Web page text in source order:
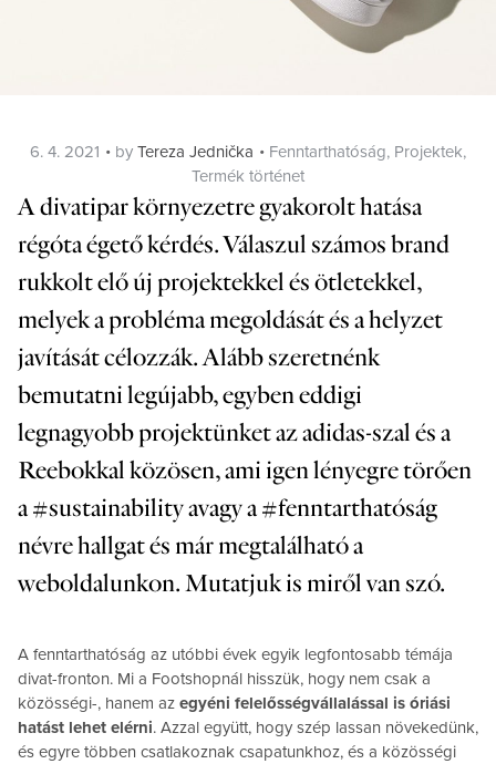
Posted
6. 4. 2021 by Tereza Jednička Categories
Fenntarthatóság, Projektek,
Termék történet
A divatipar környezetre gyakorolt hatása
régóta égető kérdés. Válaszul számos brand
rukkolt elő új projektekkel és ötletekkel,
melyek a probléma megoldását és a helyzet
javítását célozzák. Alább szeretnénk
bemutatni legújabb, egyben eddigi
legnagyobb projektünket az adidas-szal és a
Reebokkal közösen, ami igen lényegre törően
a #sustainability avagy a #fenntarthatóság
névre hallgat és már megtalálható a
weboldalunkon. Mutatjuk is miről van szó.
A fenntarthatóság az utóbbi évek egyik legfontosabb témája
divat-fronton. Mi a Footshopnál hisszük, hogy nem csak a
közösségi-, hanem az egyéni felelősségvállalással is óriási
hatást lehet elérni. Azzal együtt, hogy szép lassan növekedünk,
és egyre többen csatlakoznak csapatunkhoz, és a közösségi